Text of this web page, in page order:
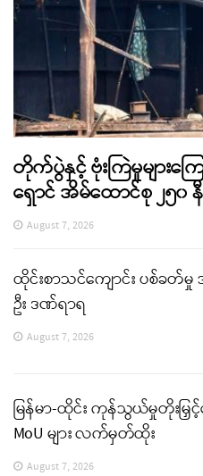
တိုက်ပွဲနှင့် ဗုံးကြဲမှုများ
ရှောင် အိမ်ထောင်စု ၂၅၀
August 7, 2026
ထိုင်းစာသင်ကျောင်း ပစ်ခတ်မှု
ဦး ဒဏ်ရာရ
August 7, 2026
မြန်မာ-ထိုင်း ကုန်သွယ်မှုတိုးမြှင့်
MoU များ လက်မှတ်ထိုး
August 7, 2026